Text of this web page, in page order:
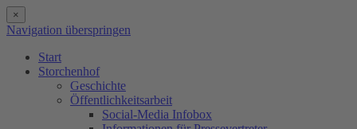
×
Navigation überspringen
Start
Storchenhof
Geschichte
Öffentlichkeitsarbeit
Social-Media Infobox